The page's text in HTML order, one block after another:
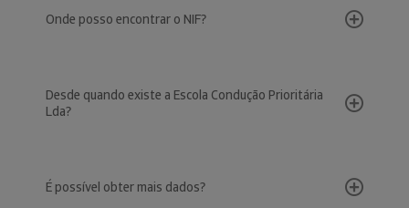
Onde posso encontrar o NIF?
Desde quando existe a Escola Condução Prioritária
Lda?
É possível obter mais dados?